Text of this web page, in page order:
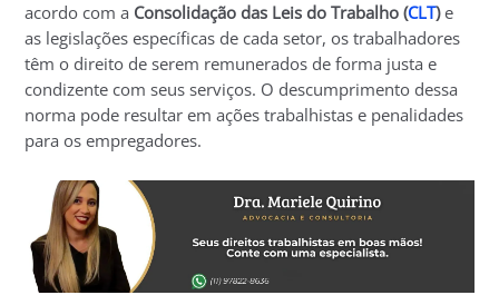
acordo com a Consolidação das Leis do Trabalho (CLT)e
as legislações específicas de cada setor, os trabalhadores
têm o direito de serem remunerados de forma justa e
condizente com seus serviços. O descumprimento dessa
norma pode resultar em ações trabalhistas e penalidades
para os empregadores.